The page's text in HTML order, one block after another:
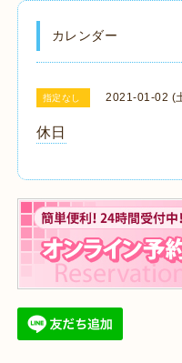
カレンダー
指定なし 2021-01-02 (
休日